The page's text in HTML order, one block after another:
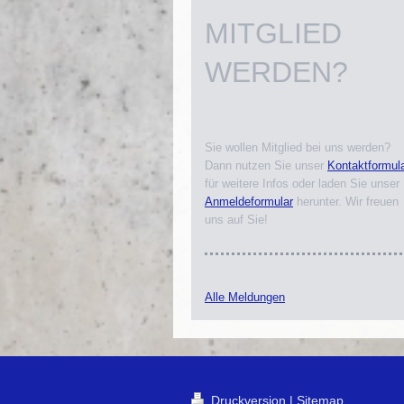
MITGLIED
WERDEN?
Sie wollen Mitglied bei uns werden?
Dann nutzen Sie unser
für weitere Infos oder laden Sie unser
Anmeldeformular herunter. Wir freuen
uns auf Sie!
Alle Meldungen
Druckversion | Sitemap